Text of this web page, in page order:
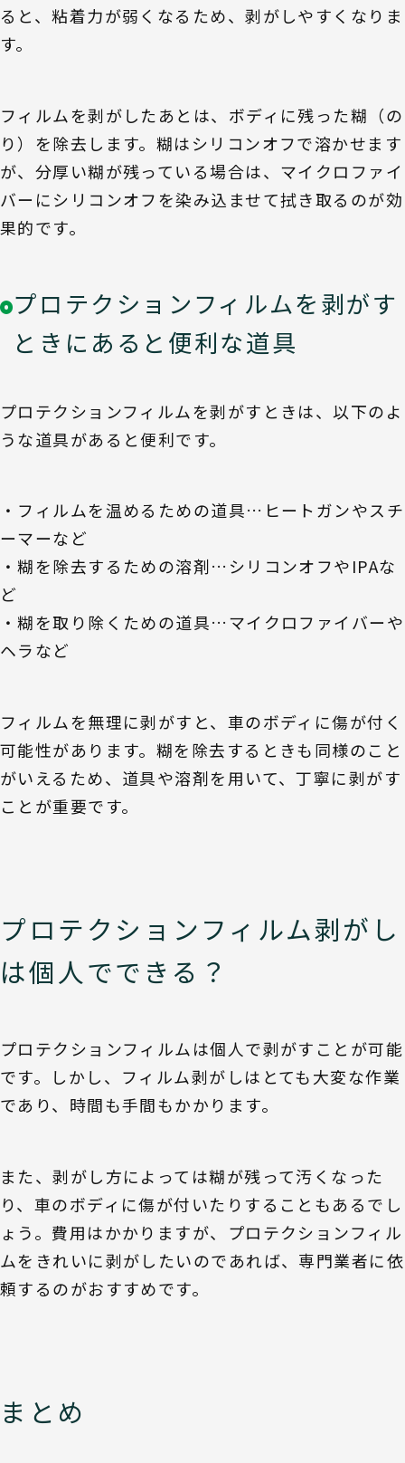
ると、粘着力が弱くなるため、剥がしやすくなりま
す。
フィルムを剥がしたあとは、ボディに残った糊（の
り）を除去します。糊はシリコンオフで溶かせます
が、分厚い糊が残っている場合は、マイクロファイ
バーにシリコンオフを染み込ませて拭き取るのが効
果的です。
プロテクションフィルムを剥がす
ときにあると便利な道具
プロテクションフィルムを剥がすときは、以下のよ
うな道具があると便利です。
・フィルムを温めるための道具…ヒートガンやスチ
ーマーなど
・糊を除去するための溶剤…シリコンオフやIPAな
ど
・糊を取り除くための道具…マイクロファイバーや
ヘラなど
フィルムを無理に剥がすと、車のボディに傷が付く
可能性があります。糊を除去するときも同様のこと
がいえるため、道具や溶剤を用いて、丁寧に剥がす
ことが重要です。
プロテクションフィルム剥がし
は個人でできる？
プロテクションフィルムは個人で剥がすことが可能
です。しかし、フィルム剥がしはとても大変な作業
であり、時間も手間もかかります。
また、剥がし方によっては糊が残って汚くなった
り、車のボディに傷が付いたりすることもあるでし
ょう。費用はかかりますが、プロテクションフィル
ムをきれいに剥がしたいのであれば、専門業者に依
頼するのがおすすめです。
まとめ